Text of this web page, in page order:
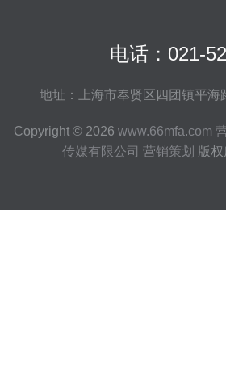
电话：021-
地址：上海市奉贤区四团镇平海
Copyright © 2026 www.66mfa.com
传媒有限公司 营销策划 版